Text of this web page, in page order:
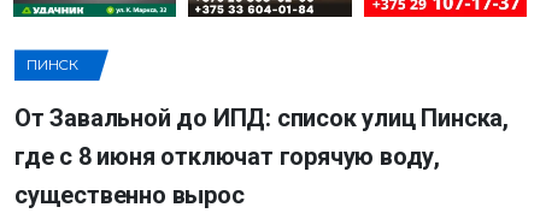
ПИНСК
От Завальной до ИПД: список улиц Пинска,
где с 8 июня отключат горячую воду,
существенно вырос